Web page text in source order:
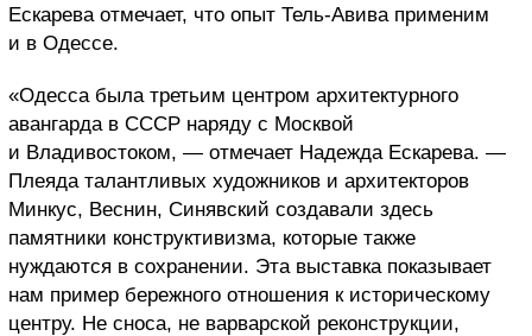
Ескарева отмечает, что опыт Тель-Авива применим
и в Одессе.
«Одесса была третьим центром архитектурного
авангарда в СССР наряду с Москвой
и Владивостоком, — отмечает Надежда Ескарева. —
Плеяда талантливых художников и архитекторов
Минкус, Веснин, Синявский создавали здесь
памятники конструктивизма, которые также
нуждаются в сохранении. Эта выставка показывает
нам пример бережного отношения к историческому
центру. Не сноса, не варварской реконструкции,